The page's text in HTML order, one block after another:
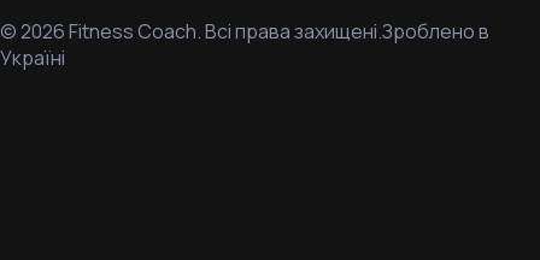
©2026Fitness Coach.Всі права захищені.Зроблено в
Україні